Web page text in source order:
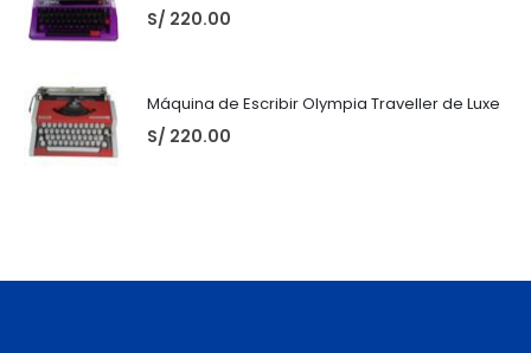
S/ 220.00
Máquina de Escribir Olympia Traveller de Luxe
S/ 220.00